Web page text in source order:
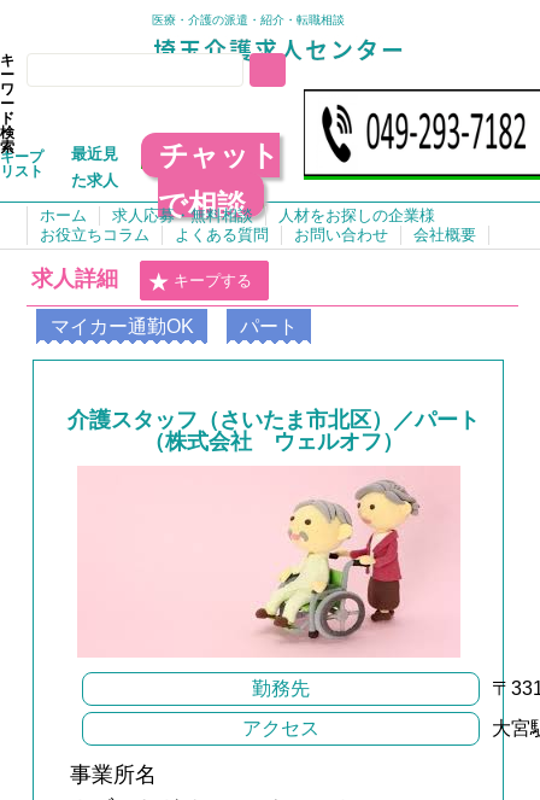
医療・介護の派遣・紹介・転職相談
キ
ー
ワ
ー
ド
検
索
キープ
リスト
最近見
た求人
チャット
で相談
ホーム 求人応募・無料相談
人材をお探しの企業様
お役立ちコラム
よくある質問 お問い合わせ 会社概要
求人詳細 キープする
マイカー通勤OK パート
介護スタッフ（さいたま市北区）／パート
（株式会社 ウェルオフ）
勤務先
〒
アクセス
大宮
事業所名